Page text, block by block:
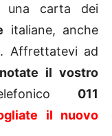
una carta dei
italiane, anche
Affrettatevi ad
il vostro
011
il nuovo